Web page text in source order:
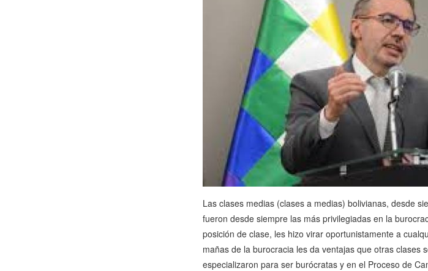
Las clases medias (clases a medias) bolivianas, desde
fueron desde siempre las más privilegiadas en la
posición de clase, les hizo virar oportunistamente a
mañas de la burocracia les da ventajas que otras clases
especializaron para ser burócratas y en el Proceso de